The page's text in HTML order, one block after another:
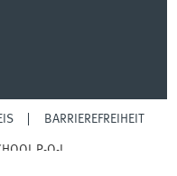
BARRIEREFREIHEIT
P-O-L